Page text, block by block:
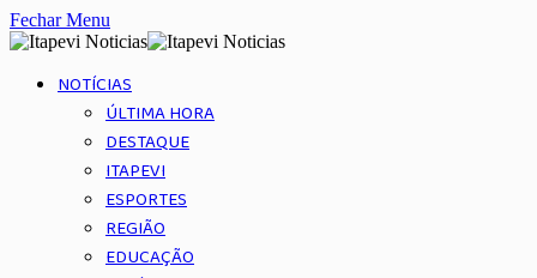
Fechar Menu
NOTÍCIAS
ÚLTIMA HORA
DESTAQUE
ITAPEVI
ESPORTES
REGIÃO
EDUCAÇÃO